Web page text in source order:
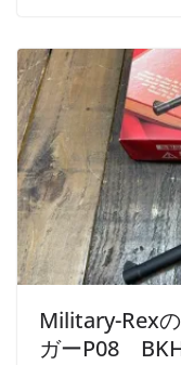
Military-Rex
ガーP08